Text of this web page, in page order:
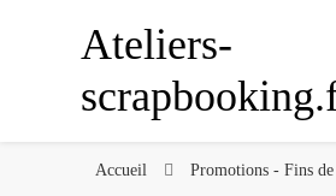
Ateliers-
Accueil Promotions - Fins